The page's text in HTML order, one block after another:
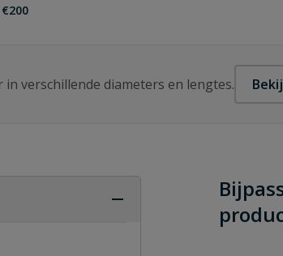
verschillende diameters en lengtes.